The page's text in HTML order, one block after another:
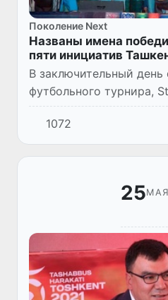
Поколение Next
Названы имена
пяти инициатив
В заключительный
футбольного турнира,
Workout, Laser run,
Brain Ring, идеатона
Networking Week, сор...
1072
25МАЯ